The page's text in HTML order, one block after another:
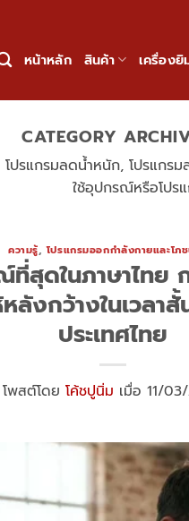
หน้าหลัก สินค้า เครื่องยิ
CATEGORY
แกรมลดน้ำหนัก, โปรแกรม
ใช้อุปกรณ์หรือโปร
ความรู้,โปรแกรมออกกำลังกายและโภ
สุดในภาษาไทย
ลังกว้างในเวล
ประเทศไทย
โพสต์โดย โค้ชปูนิ่ม เมื่อ 11/